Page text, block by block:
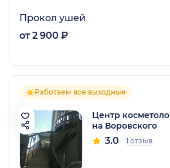
Прокол ушей
от 2 900 ₽
Работаем все выходные
Центр
на Воровского
3.0 1 отзыв